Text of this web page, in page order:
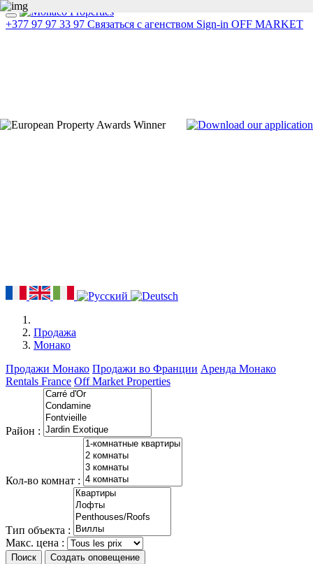
+377 97 97 33 97 Связаться с агенством Sign-in OFF MARKET
Продажа
Монако
Продажи Монако Продажи во Франции Аренда Монако
Rentals France Off Market Properties
Район :
Кол-во комнат :
Тип объекта :
Макс. цена :
Поиск Создать оповещение